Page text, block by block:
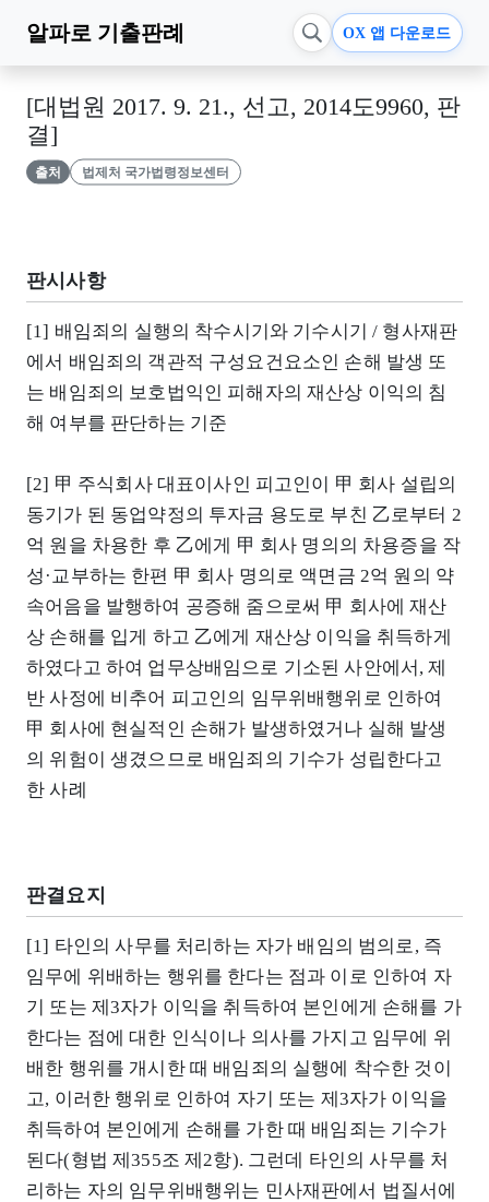
알파로 기출판례 OX 앱 다운로드
[대법원 2017. 9. 21., 선고, 2014도9960, 판
결]
출처 법제처 국가법령정보센터
판시사항
[1] 배임죄의 실행의 착수시기와 기수시기 / 형사재판
에서 배임죄의 객관적 구성요건요소인 손해 발생 또
는 배임죄의 보호법익인 피해자의 재산상 이익의 침
해 여부를 판단하는 기준
[2] 甲 주식회사 대표이사인 피고인이 甲 회사 설립의
동기가 된 동업약정의 투자금 용도로 부친 乙로부터 2
억 원을 차용한 후 乙에게 甲 회사 명의의 차용증을 작
성·교부하는 한편 甲 회사 명의로 액면금 2억 원의 약
속어음을 발행하여 공증해 줌으로써 甲 회사에 재산
상 손해를 입게 하고 乙에게 재산상 이익을 취득하게
하였다고 하여 업무상배임으로 기소된 사안에서, 제
반 사정에 비추어 피고인의 임무위배행위로 인하여
甲 회사에 현실적인 손해가 발생하였거나 실해 발생
의 위험이 생겼으므로 배임죄의 기수가 성립한다고
한 사례
판결요지
[1] 타인의 사무를 처리하는 자가 배임의 범의로, 즉
임무에 위배하는 행위를 한다는 점과 이로 인하여 자
기 또는 제3자가 이익을 취득하여 본인에게 손해를 가
한다는 점에 대한 인식이나 의사를 가지고 임무에 위
배한 행위를 개시한 때 배임죄의 실행에 착수한 것이
고, 이러한 행위로 인하여 자기 또는 제3자가 이익을
취득하여 본인에게 손해를 가한 때 배임죄는 기수가
된다(형법 제355조 제2항). 그런데 타인의 사무를 처
리하는 자의 임무위배행위는 민사재판에서 법질서에